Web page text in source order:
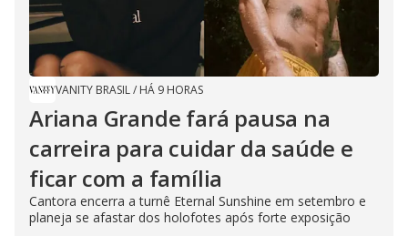
VANITY BRASIL/ HÁ 9 HORAS
Ariana Grande fará pausa na
carreira para cuidar da saúde e
ficar com a família
Cantora encerra a turnê Eternal Sunshine em setembro e
planeja se afastar dos holofotes após forte exposição